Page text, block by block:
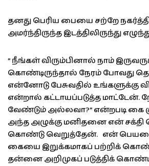
தனது பெரிய பையை சற்றே
அமர்ந்திருந்த இடத்திலிருந்து
” நீங்கள் விரும்பினால் நாம்
கொண்டிருந்தால் நேரம் போவது
என்னோடு பேசுவதில் உங்களுக்கு
என்றால் கட்டாயப்படுத்த
வேண்டும் அல்லவா?” என்றபடி கை
அந்த அழுக்கு மனிதனை என் சக்தி
கொண்டு வெறுத்தேன். என்
கையை இறுக்கமாகப் பற்றிக்
தன்னை அறிமுகப் படுத்திக்